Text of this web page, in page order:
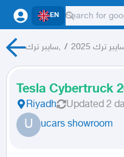
EN
سايبر ترك, / ترك 2025
Tesla Cybertruck
Riyadh Updated 2
U ucars showroom